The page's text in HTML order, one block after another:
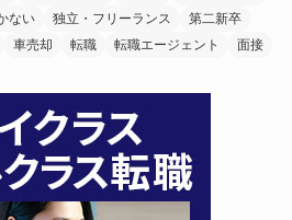
ない 独立・フリーランス
第二新卒
車売却 転職 転職エージェント 面接